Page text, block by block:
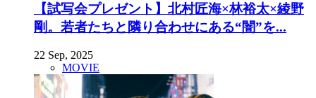
【試写会プレゼント】北村匠海×林裕太×綾野
剛。若者たちと隣り合わせにある“闇”を...
22 Sep, 2025
MOVIE